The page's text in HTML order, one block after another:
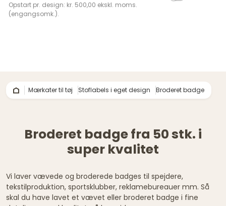
Opstart pr. design: kr. 500,00 ekskl. moms.
(engangsomk.).
Mærkater til tøj Stoflabels i eget design Broderet badge
Broderet badge fra 50 stk. i
super kvalitet
Vi laver vævede og broderede badges til spejdere,
tekstilproduktion, sportsklubber, reklamebureauer mm. Så
skal du have lavet et vævet eller broderet badge i fine